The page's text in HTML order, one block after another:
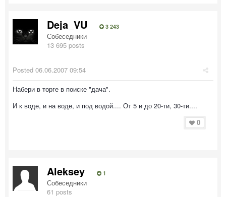
Deja_VU 3 243
Собеседники
13 695 posts
Posted 06.06.2007 09:54
Набери в торге в поиске "дача".
И к воде, и на воде, и под водой.... От 5 и до 20-ти, 30-ти....
0
Aleksey 1
Собеседники
61 posts